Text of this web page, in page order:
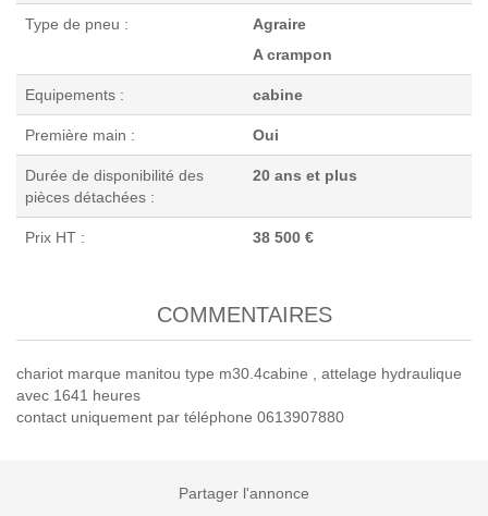
Type de pneu :
Agraire
A crampon
Equipements : cabine
Première main : Oui
Durée de disponibilité des
pièces détachées :
20 ans et plus
Prix HT : 38 500 €
COMMENTAIRES
chariot marque manitou type m30.4cabine , attelage hydraulique
avec 1641 heures
contact uniquement par téléphone 0613907880
Partager l'annonce